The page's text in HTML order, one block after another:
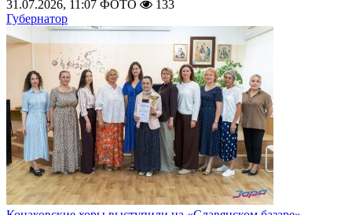
31.07.2026, 11:07 ФОТО
133
Губернатор